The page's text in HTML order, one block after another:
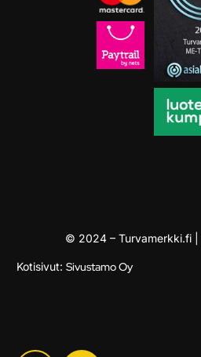
© 2024 – Turvamerkki.fi |
Kotisivut: Sivustamo Oy